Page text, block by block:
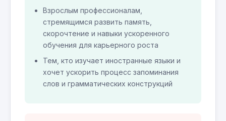
Взрослым профессионалам,
стремящимся развить память,
скорочтение и навыки ускоренного
обучения для карьерного роста
Тем, кто изучает иностранные языки и
хочет ускорить процесс запоминания
слов и грамматических конструкций